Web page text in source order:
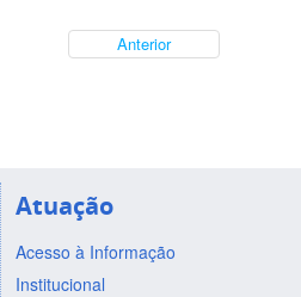
Anterior
Atuação
Acesso à Informação
Institucional